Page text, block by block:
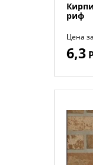
риф
Цена
6,3